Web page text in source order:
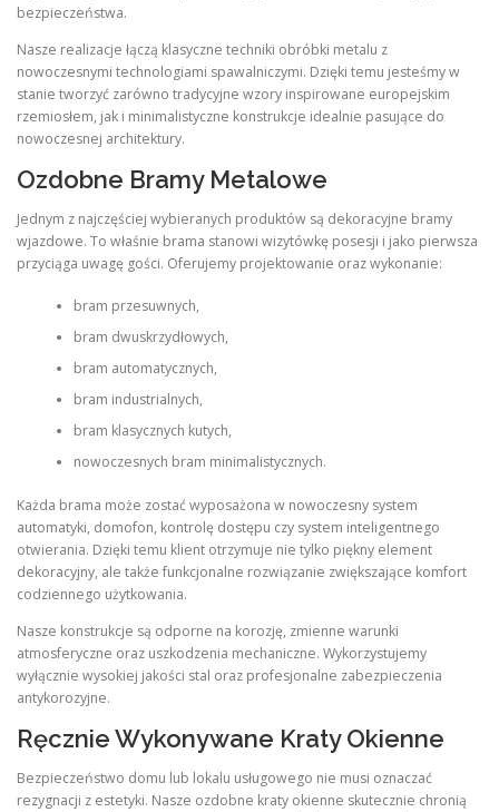
bezpieczeństwa.
Nasze realizacje łączą klasyczne techniki obróbki metalu z
nowoczesnymi technologiami spawalniczymi. Dzięki temu jesteśmy w
stanie tworzyć zarówno tradycyjne wzory inspirowane europejskim
rzemiosłem, jak i minimalistyczne konstrukcje idealnie pasujące do
nowoczesnej architektury.
Ozdobne Bramy Metalowe
Jednym z najczęściej wybieranych produktów są dekoracyjne bramy
wjazdowe. To właśnie brama stanowi wizytówkę posesji i jako pierwsza
przyciąga uwagę gości. Oferujemy projektowanie oraz wykonanie:
bram przesuwnych,
bram dwuskrzydłowych,
bram automatycznych,
bram industrialnych,
bram klasycznych kutych,
nowoczesnych bram minimalistycznych.
Każda brama może zostać wyposażona w nowoczesny system
automatyki, domofon, kontrolę dostępu czy system inteligentnego
otwierania. Dzięki temu klient otrzymuje nie tylko piękny element
dekoracyjny, ale także funkcjonalne rozwiązanie zwiększające komfort
codziennego użytkowania.
Nasze konstrukcje są odporne na korozję, zmienne warunki
atmosferyczne oraz uszkodzenia mechaniczne. Wykorzystujemy
wyłącznie wysokiej jakości stal oraz profesjonalne zabezpieczenia
antykorozyjne.
Ręcznie Wykonywane Kraty Okienne
Bezpieczeństwo domu lub lokalu usługowego nie musi oznaczać
rezygnacji z estetyki. Nasze ozdobne kraty okienne skutecznie chronią